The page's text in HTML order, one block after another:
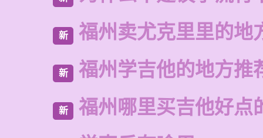
新 福州卖尤克里里的地
新 福州学吉他的地方推
新
福州哪里买吉他好点